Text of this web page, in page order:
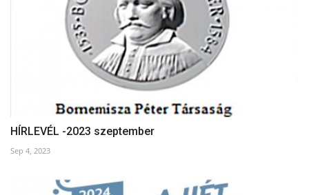
HÍRLEVÉL -2023 szeptember
Sep 4, 2023